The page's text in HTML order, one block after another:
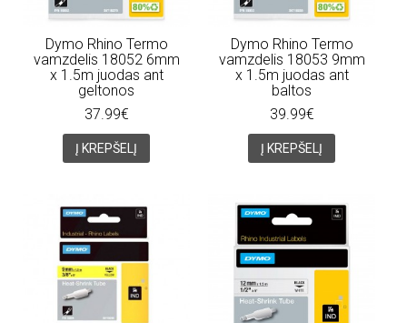
Dymo Rhino Termo
vamzdelis 18052 6mm
x 1.5m juodas ant
geltonos
37.99€
Į KREPŠELĮ
Dymo Rhino Termo
vamzdelis 18053 9mm
x 1.5m juodas ant
baltos
39.99€
Į KREPŠELĮ